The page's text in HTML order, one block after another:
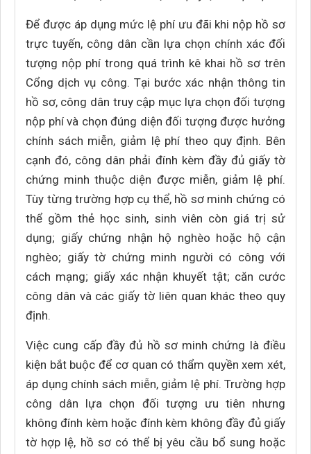
Để được áp dụng mức lệ phí ưu đãi khi nộp hồ sơ
trực tuyến, công dân cần lựa chọn chính xác đối
tượng nộp phí trong quá trình kê khai hồ sơ trên
Cổng dịch vụ công. Tại bước xác nhận thông tin
hồ sơ, công dân truy cập mục lựa chọn đối tượng
nộp phí và chọn đúng diện đối tượng được hưởng
chính sách miễn, giảm lệ phí theo quy định. Bên
cạnh đó, công dân phải đính kèm đầy đủ giấy tờ
chứng minh thuộc diện được miễn, giảm lệ phí.
Tùy từng trường hợp cụ thể, hồ sơ minh chứng có
thể gồm thẻ học sinh, sinh viên còn giá trị sử
dụng; giấy chứng nhận hộ nghèo hoặc hộ cận
nghèo; giấy tờ chứng minh người có công với
cách mạng; giấy xác nhận khuyết tật; căn cước
công dân và các giấy tờ liên quan khác theo quy
định.
Việc cung cấp đầy đủ hồ sơ minh chứng là điều
kiện bắt buộc để cơ quan có thẩm quyền xem xét,
áp dụng chính sách miễn, giảm lệ phí. Trường hợp
công dân lựa chọn đối tượng ưu tiên nhưng
không đính kèm hoặc đính kèm không đầy đủ giấy
tờ hợp lệ, hồ sơ có thể bị yêu cầu bổ sung hoặc